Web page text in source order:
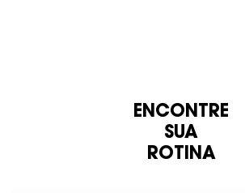
ENCONTRE
SUA
ROTINA